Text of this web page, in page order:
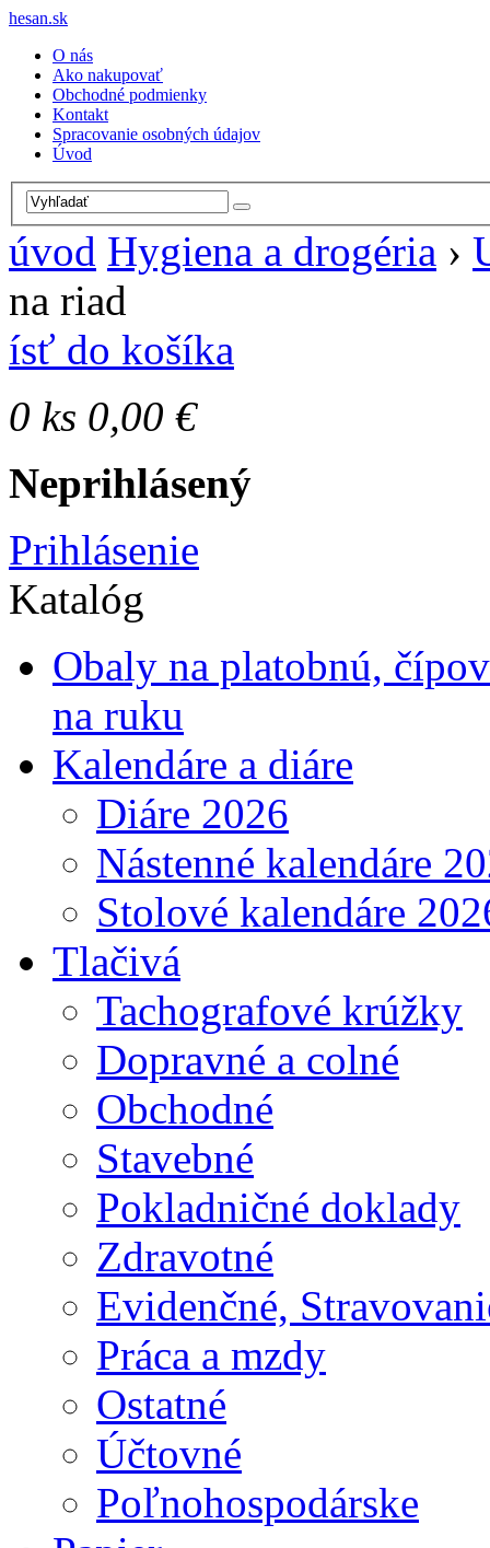
hesan.sk
O nás
Ako nakupovať
Obchodné podmienky
Kontakt
Spracovanie osobných údajov
Úvod
úvod Hygiena a drogéria ›
na riad
ísť do košíka
0 ks 0,00 €
Neprihlásený
Prihlásenie
Katalóg
Obaly na platobnú,
na ruku
Kalendáre a diáre
Diáre 2026
Nástenné kalendáre
Stolové kalendáre
Tlačivá
Tachografové krúžky
Dopravné a colné
Obchodné
Stavebné
Pokladničné doklady
Zdravotné
Evidenčné,
Práca a mzdy
Ostatné
Účtovné
Poľnohospodárske